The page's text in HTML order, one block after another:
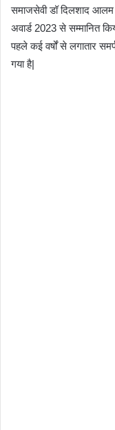
समाजसेवी डॉ दिलशाद आलम
अवार्ड 2023 से सम्मानित
पहले कई वर्षों से लगातार
गया है|